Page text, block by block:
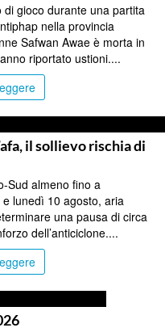
gioco durante una partita
nella provincia
Safwan Awae è morta in
riportato ustioni....
il sollievo rischia di
Sud almeno fino a
lunedì 10 agosto, aria
una pausa di circa
dell’anticiclone....